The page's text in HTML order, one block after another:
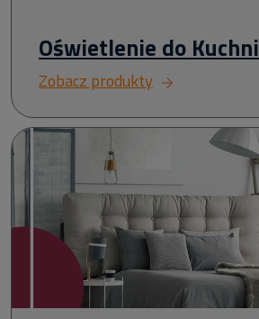
Oświetlenie do Kuchni
Zobacz produkty